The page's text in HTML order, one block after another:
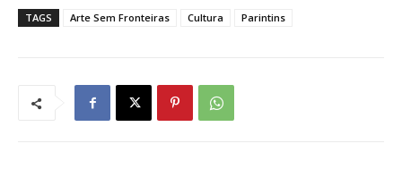
TAGS Arte Sem Fronteiras Cultura Parintins